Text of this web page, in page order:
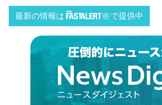
最新の情報は で提供中